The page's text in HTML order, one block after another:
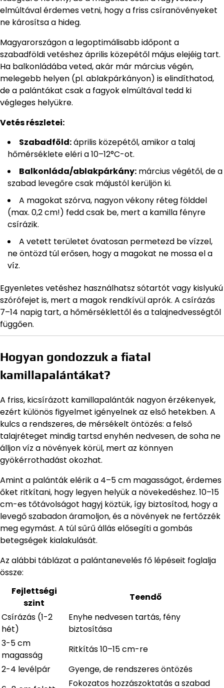
elmúltával érdemes vetni, hogy a friss csíranövényeket
ne károsítsa a hideg.
Magyarországon a legoptimálisabb időpont a
szabadföldi vetéshez április közepétől május elejéig tart.
Ha balkonládába veted, akár már március végén,
melegebb helyen (pl. ablakpárkányon) is elindíthatod,
de a palántákat csak a fagyok elmúltával tedd ki
végleges helyükre.
Vetés részletei:
Szabadföld:április közepétől, amikor a talaj
hőmérséklete eléri a 10–12°C-ot.
Balkonláda/ablakpárkány: március végétől, de a
szabad levegőre csak májustól kerüljön ki.
A magokat szórva, nagyon vékony réteg földdel
(max. 0,2 cm!) fedd csak be, mert a kamilla fényre
csírázik.
A vetett területet óvatosan permetezd be vízzel,
ne öntözd túl erősen, hogy a magokat ne mossa el a
víz.
Egyenletes vetéshez használhatsz sótartót vagy kislyukú
szórófejet is, mert a magok rendkívül aprók. A csírázás
7–14 napig tart, a hőmérséklettől és a talajnedvességtől
függően.
Hogyan gondozzuk a fiatal
kamillapalántákat?
A friss, kicsírázott kamillapalánták nagyon érzékenyek,
ezért különös figyelmet igényelnek az első hetekben. A
kulcs a rendszeres, de mérsékelt öntözés: a felső
talajréteget mindig tartsd enyhén nedvesen, de soha ne
álljon víz a növények körül, mert az könnyen
gyökérrothadást okozhat.
Amint a palánták elérik a 4–5 cm magasságot, érdemes
őket ritkítani, hogy legyen helyük a növekedéshez. 10–15
cm-es tőtávolságot hagyj köztük, így biztosítod, hogy a
levegő szabadon áramoljon, és a növények ne fertőzzék
meg egymást. A túl sűrű állás elősegíti a gombás
betegségek kialakulását.
Az alábbi táblázat a palántanevelés fő lépéseit foglalja
össze:
Fejlettségi
szint
Teendő
Csírázás (1-2
hét)
Enyhe nedvesen tartás, fény
biztosítása
3-5 cm
magasság
Ritkítás 10–15 cm-re
2-4 levélpár
Gyenge, de rendszeres öntözés
Fokozatos hozzászoktatás a szabad